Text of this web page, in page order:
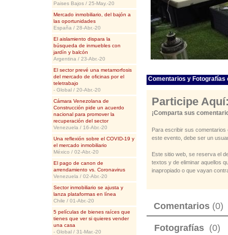
Paises Bajos / 25-May.-20
Mercado inmobiliario, del bajón a
las oportunidades
España / 28-Abr.-20
El aislamiento dispara la
búsqueda de inmuebles con
jardín y balcón
Argentina / 23-Abr.-20
El sector prevé una metamorfosis
del mercado de oficinas por el
teletrabajo
- Global / 20-Abr.-20
Cámara Venezolana de
Construcción pide un acuerdo
nacional para promover la
recuperación del sector
Venezuela / 16-Abr.-20
Una reflexión sobre el COVID-19 y
el mercado inmobiliario
México / 02-Abr.-20
El pago de canon de
arrendamiento vs. Coronavirus
Venezuela / 02-Abr.-20
Sector inmobiliario se ajusta y
lanza plataformas en línea
Chile / 01-Abr.-20
5 películas de bienes raíces que
tienes que ver si quieres vender
una casa
- Global / 31-Mar.-20
Comentarios y Fotografías
Participe
¡Comparta sus
Para escribir sus
este evento, debe ser un
Este sitio web, se reserva el
textos y de eliminar aquellos
inapropiado o que vayan
Comentarios (0)
Fotografías (0)